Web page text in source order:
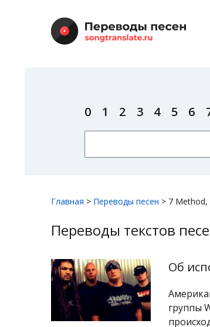
0 1 2 3 4 5 6
Главная > Переводы песен > 7 Method,
Переводы текстов
Об
группы